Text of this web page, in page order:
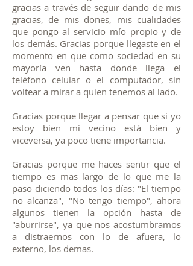
gracias a través de seguir dando de mis
gracias, de mis dones, mis cualidades
que pongo al servicio mío propio y de
los demás. Gracias porque llegaste en el
momento en que como sociedad en su
mayoría ven hasta donde llega el
teléfono celular o el computador, sin
voltear a mirar a quien tenemos al lado.
Gracias porque llegar a pensar que si yo
estoy bien mi vecino está bien y
viceversa, ya poco tiene importancia.
Gracias porque me haces sentir que el
tiempo es mas largo de lo que me la
paso diciendo todos los días: "El tiempo
no alcanza", "No tengo tiempo", ahora
algunos tienen la opción hasta de
"aburrirse", ya que nos acostumbramos
a distraernos con lo de afuera, lo
externo, los demas.